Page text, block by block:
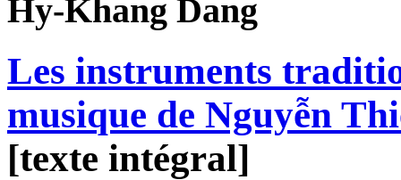
Hy-Khang Dang
Les instruments
musique de Nguyễn
[texte intégral]